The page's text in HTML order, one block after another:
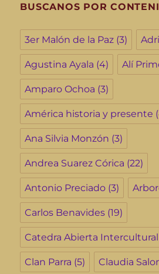
BUSCANOS POR
3er Malón de la Paz (3)
Agustina Ayala (4) Alí
Amparo Ochoa (3)
América historia y presente
Ana Silvia Monzón (3)
Andrea Suarez Córica (22)
Antonio Preciado (3)
Carlos Benavides (19)
Catedra Abierta Intercultural
Clan Parra (5) Claudia